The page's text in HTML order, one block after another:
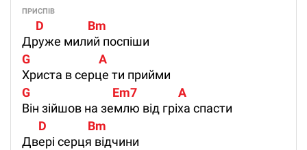
ПРИСПІВ
     D                Bm
Друже милий поспіши
G                         A
Христа в серце ти прийми
G                              Em7               A
Він зійшов на землю від гріха спасти
      D               Bm
Двері серця відчини